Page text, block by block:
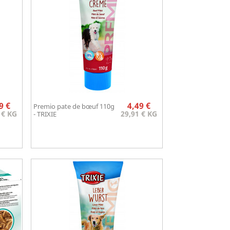
€
KG
Premio pate de bœuf 110g
- TRIXIE
Prix
4,49 €
29,91 € KG
Aperçu rapide